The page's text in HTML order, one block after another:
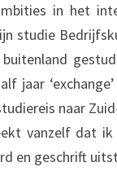
in het
studie
jaar
naar
vanzelf dat
en geschrift